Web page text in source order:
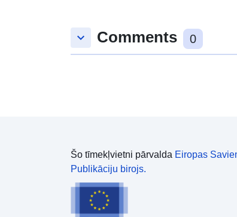
keyboard_arrow_down Comments 0
Šo tīmekļvietni pārvalda Eiropas
Publikāciju birojs.